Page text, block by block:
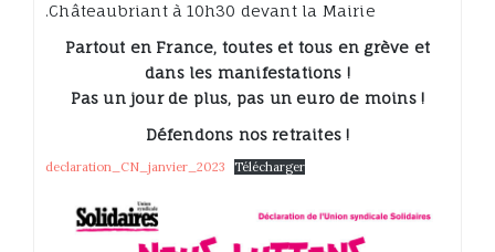
.Châteaubriant à 10h30 devant la Mairie
Partout en France, toutes et tous en grève et
dans les manifestations !
Pas un jour de plus, pas un euro de moins !
Défendons nos retraites !
declaration_CN_janvier_2023 Télécharger